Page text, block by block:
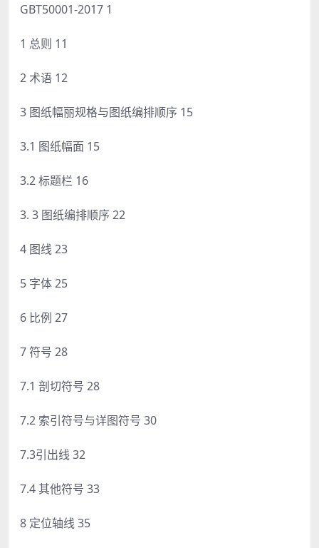
GBT50001-2017 1
1 总则 11
2 术语 12
3 图纸幅丽规格与图纸编排顺序 15
3.1 图纸幅面 15
3.2 标题栏 16
3. 3 图纸编排顺序 22
4 图线 23
5 字体 25
6 比例 27
7 符号 28
7.1 剖切符号 28
7.2 索引符号与详图符号 30
7.3引出线 32
7.4 其他符号 33
8 定位轴线 35